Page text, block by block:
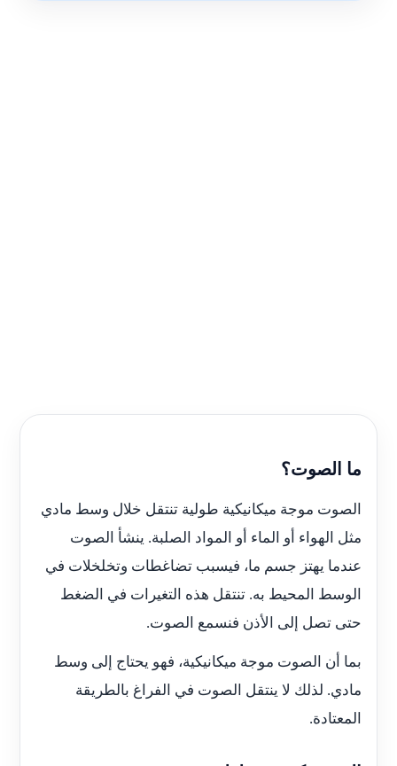
ما الصوت؟
الصوت موجة ميكانيكية طولية تنتقل خلال وسط مادي
مثل الهواء أو الماء أو المواد الصلبة. ينشأ الصوت
عندما يهتز جسم ما، فيسبب تضاغطات وتخلخلات في
الوسط المحيط به. تنتقل هذه التغيرات في الضغط
حتى تصل إلى الأذن فنسمع الصوت.
بما أن الصوت موجة ميكانيكية، فهو يحتاج إلى وسط
مادي. لذلك لا ينتقل الصوت في الفراغ بالطريقة
المعتادة.